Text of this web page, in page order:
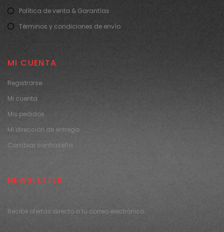
Política de venta & Garantías
Términos y condiciones de envío
MI CUENTA
Registrarse
Mi cuenta
Mis pedidos
Mi dirección de entrega
Cambiar contraseña
NEWSLETTER
Recibe ofertas directo a tu correo electrónico